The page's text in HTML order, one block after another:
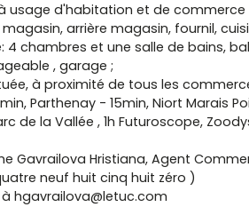
usage d'habitation et de
arrière magasin, fournil,
4 chambres et une salle de bains,
, garage ;
à proximité de tous les
Parthenay - 15min, Niort Marais
de la Vallée , 1h Futuroscope,
Gavrailova Hristiana, Agent
neuf huit cinq huit zéro )
hgavrailova@letuc.com